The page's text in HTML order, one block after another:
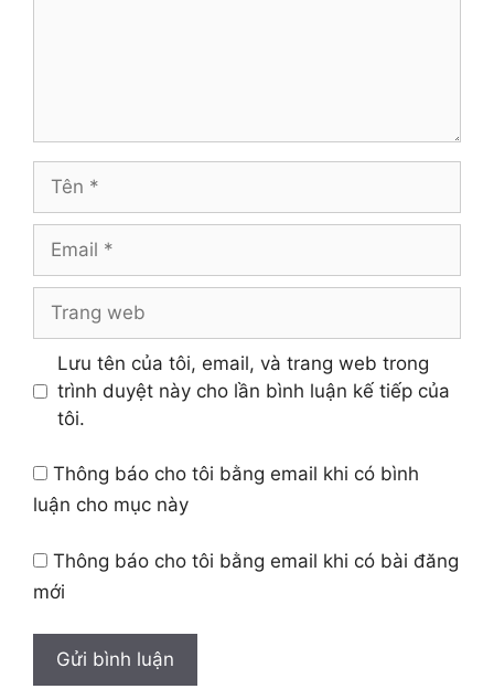
web
Lưu tên của tôi, email, và trang web trong
trình duyệt này cho lần bình luận kế tiếp của
tôi.
Thông báo cho tôi bằng email khi có bình
luận cho mục này
Thông báo cho tôi bằng email khi có bài đăng
mới